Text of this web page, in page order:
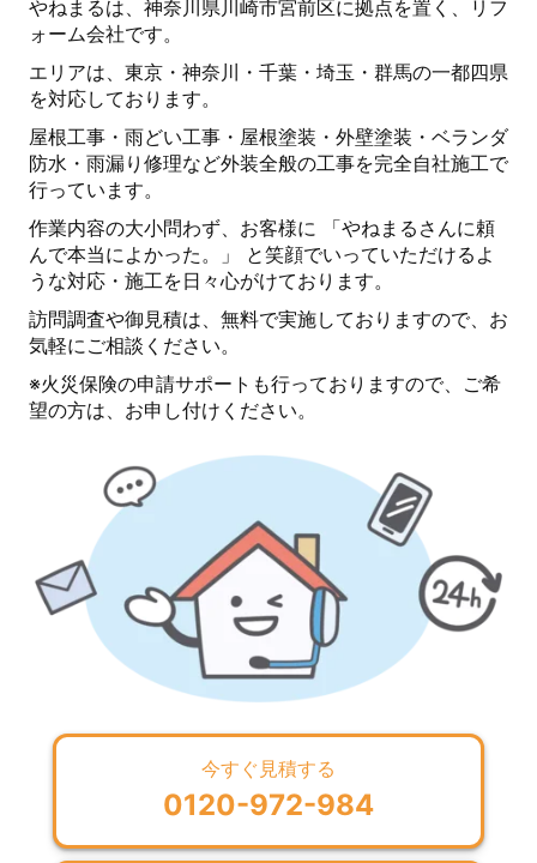
やねまるは、神奈川県川崎市宮前区に拠点を置く、リフ
ォーム会社です。
エリアは、東京・神奈川・千葉・埼玉・群馬の一都四県
を対応しております。
屋根工事・雨どい工事・屋根塗装・外壁塗装・ベランダ
防水・雨漏り修理など外装全般の工事を完全自社施工で
行っています。
作業内容の大小問わず、お客様に 「やねまるさんに頼
んで本当によかった。」 と笑顔でいっていただけるよ
うな対応・施工を日々心がけております。
訪問調査や御見積は、無料で実施しておりますので、お
気軽にご相談ください。
※火災保険の申請サポートも行っておりますので、ご希
望の方は、お申し付けください。
今すぐ見積する
0120-972-984